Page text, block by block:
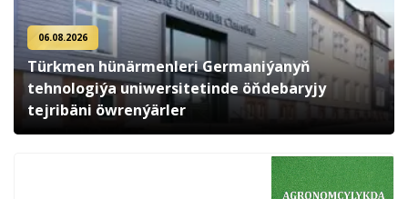
06.08.2026
Türkmen hünärmenleri Germaniýanyň
tehnologiýa uniwersitetinde öňdebaryjy
tejribäni öwrenýärler